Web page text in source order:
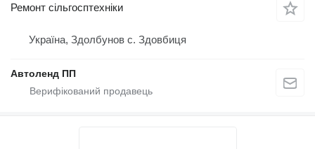
Ремонт сільгосптехніки
Україна, Здолбунов с. Здовбиця
Автоленд ПП